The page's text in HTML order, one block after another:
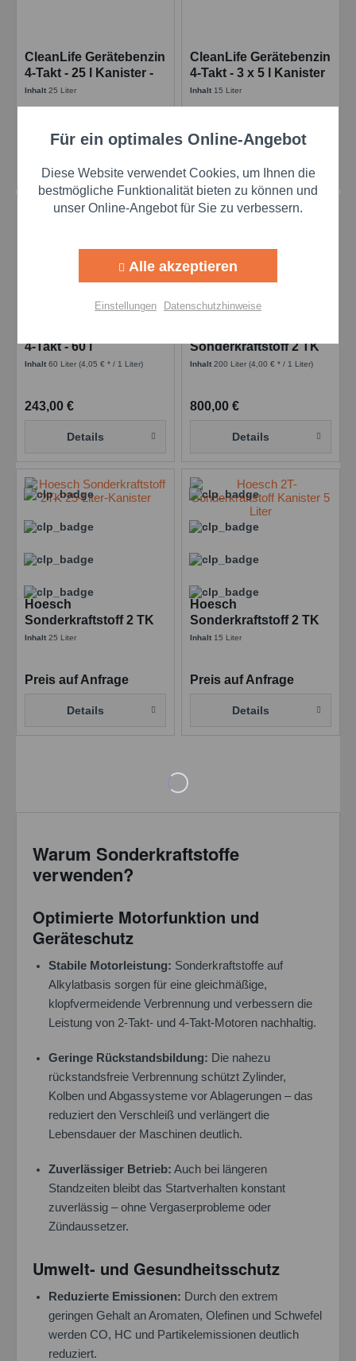
CleanLife Gerätebenzin
4-Takt - 25 l Kanister -
Sonderkraftstoffe
Inhalt25 Liter
Preis auf Anfrage
CleanLife Gerätebenzin
4-Takt - 3 x 5 l Kanister
- Sonderkraftstoffe
Inhalt 15 Liter
Preis auf Anfrage
4-Takt - 60 l
Garagenfass -
Inhalt60 Liter(4,05 € * / 1 Liter)
243,00 €
Details
Sonderkraftstoff 2 TK
MIX - 200 l Fass -
Inhalt200 Liter(4,00 € * / 1 Liter)
800,00 €
Details
Hoesch
Sonderkraftstoff 2 TK
MIX - 25 l Kanister
Inhalt25 Liter
Preis auf Anfrage
Details
Hoesch
Sonderkraftstoff 2 TK
MIX - 5 l Kanne
Inhalt 15 Liter
Preis auf Anfrage
Details
Warum Sonderkraftstoffe
verwenden?
Optimierte Motorfunktion und
Geräteschutz
Stabile Motorleistung: Sonderkraftstoffe auf
Alkylatbasis sorgen für eine gleichmäßige,
klopfvermeidende Verbrennung und verbessern die
Leistung von 2-Takt- und 4-Takt-Motoren nachhaltig.
Geringe Rückstandsbildung: Die nahezu
rückstandsfreie Verbrennung schützt Zylinder,
Kolben und Abgassysteme vor Ablagerungen – das
reduziert den Verschleiß und verlängert die
Lebensdauer der Maschinen deutlich.
Zuverlässiger Betrieb: Auch bei längeren
Standzeiten bleibt das Startverhalten konstant
zuverlässig – ohne Vergaserprobleme oder
Zündaussetzer.
Umwelt- und Gesundheitsschutz
Reduzierte Emissionen: Durch den extrem
geringen Gehalt an Aromaten, Olefinen und Schwefel
werden CO, HC und Partikelemissionen deutlich
reduziert.
Funktionale Aktiv
Marketing Aktiv
Personalisierung Aktiv
Für ein optimales Online-Angebot
Diese Website verwendet Cookies, um Ihnen die
bestmögliche Funktionalität bieten zu können und
unser Online-Angebot für Sie zu verbessern.
Alle akzeptieren
Einstellungen Datenschutzhinweise